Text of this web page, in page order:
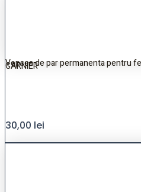
Vopsea de par permanenta pentru
GARNIER
30,00 lei